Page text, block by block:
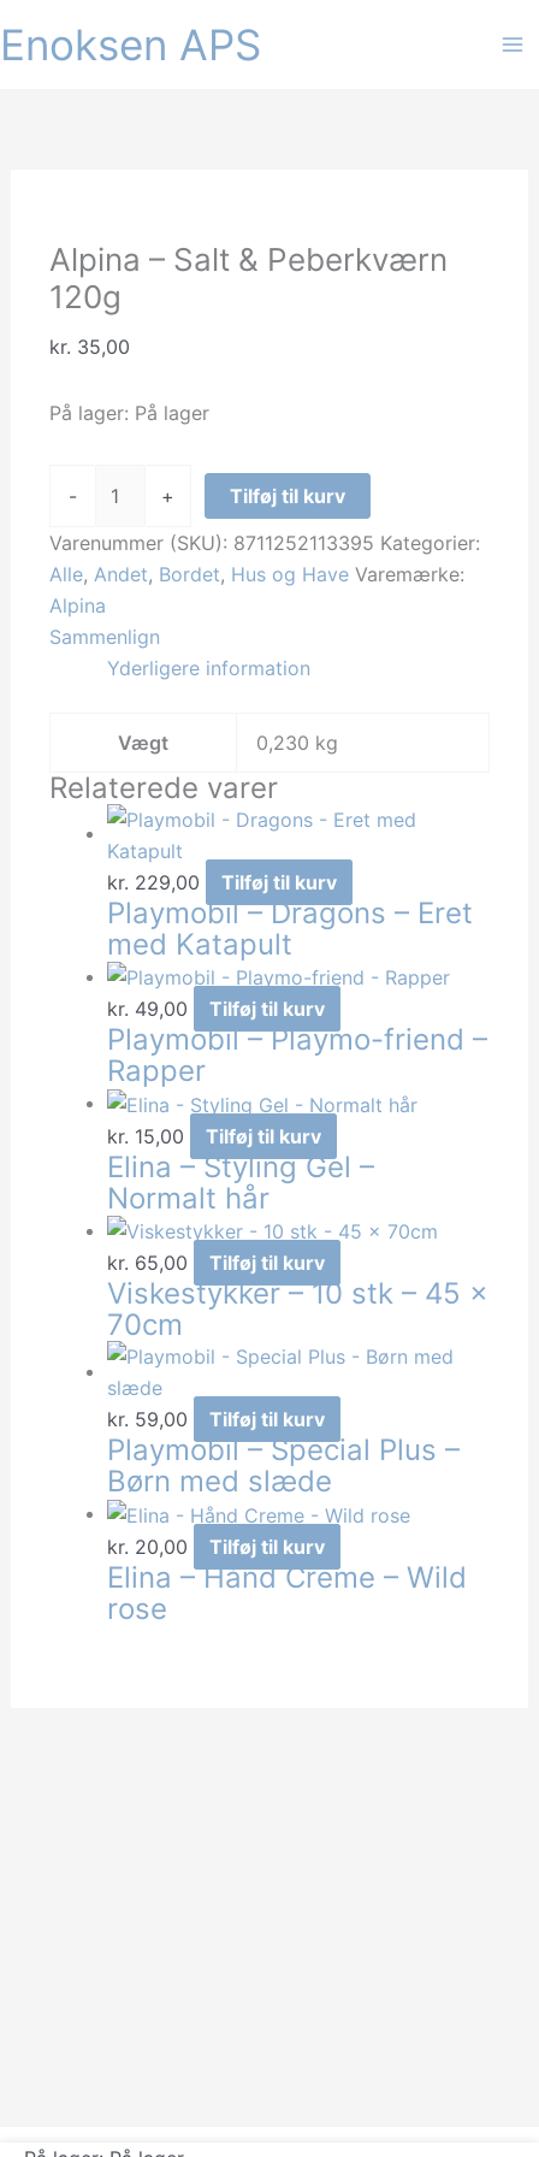
til
Enoksen APS
Alpina – Salt & Peberkværn
120g
kr. 35,00
På lager: På lager
-
Salt
&
Peberkværn
120g
+
Tilføj til kurv
Varenummer (SKU): 8711252113395 Kategorier:
Alle, Andet, Bordet, Hus og Have Varemærke:
Alpina
Sammenlign
Yderligere information
Vægt 0,230 kg
Relaterede varer
kr. 229,00 Tilføj til kurv
Playmobil – Dragons – Eret
med Katapult
kr. 49,00 Tilføj til kurv
Playmobil – Playmo-friend –
Rapper
kr. 15,00 Tilføj til kurv
Elina – Styling Gel –
Normalt hår
kr. 65,00 Tilføj til kurv
Viskestykker – 10 stk – 45 x
70cm
kr. 59,00 Tilføj til kurv
Playmobil – Special Plus –
Børn med slæde
kr. 20,00 Tilføj til kurv
Elina – Hånd Creme – Wild
rose